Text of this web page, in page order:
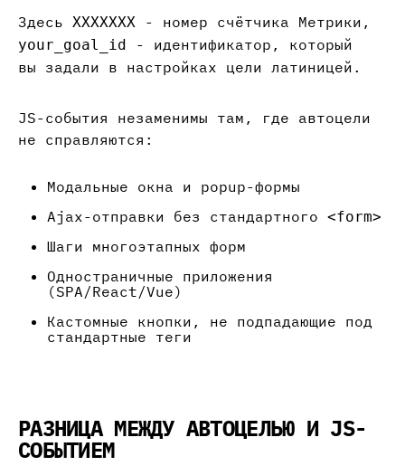
Здесь XXXXXXX - номер счётчика Метрики,
your_goal_id
- идентификатор, который
вы задали в настройках цели латиницей.
JS-события незаменимы там, где автоцели
не справляются:
Модальные окна и popup-формы
Ajax-отправки без стандартного <form>
Шаги многоэтапных форм
Одностраничные приложения
(SPA/React/Vue)
Кастомные кнопки, не подпадающие под
стандартные теги
РАЗНИЦА МЕЖДУ АВТОЦЕЛЬЮ И JS-
СОБЫТИЕМ